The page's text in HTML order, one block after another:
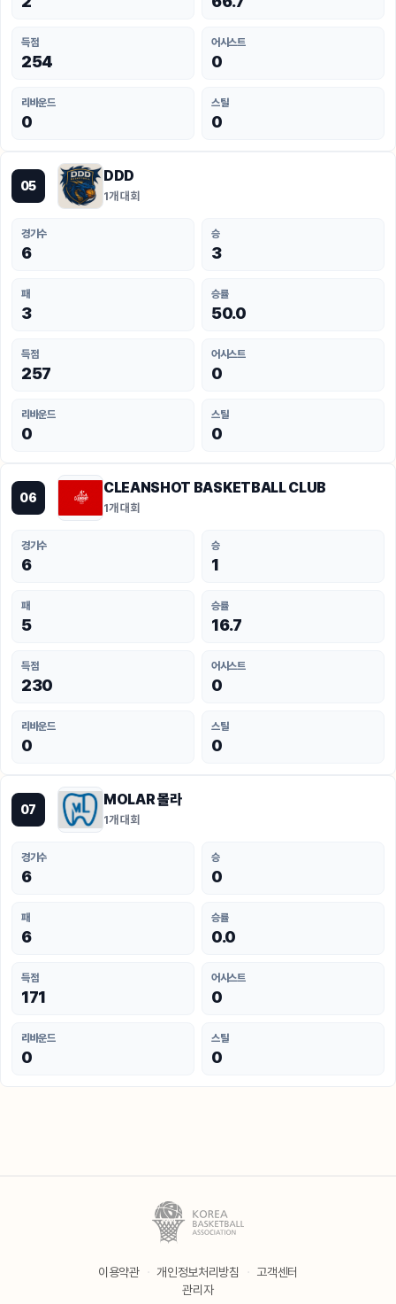
득점
254
어시스트
0
리바운드
0
스틸
0
05
DDD
1개 대회
경기수
6
승
3
패
3
승률
50.0
득점
257
어시스트
0
리바운드
0
스틸
0
06
CLEANSHOT BASKETBALL CLUB
1개 대회
경기수
6
승
1
패
5
승률
16.7
득점
230
어시스트
0
리바운드
0
스틸
0
07
MOLAR 몰라
1개 대회
경기수
6
승
0
패
6
승률
0.0
득점
171
어시스트
0
리바운드
0
스틸
0
이용약관 · 개인정보처리방침 · 고객센터
관리자